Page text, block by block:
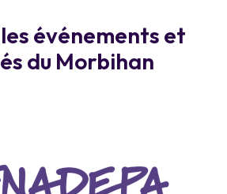
événements et
du Morbihan